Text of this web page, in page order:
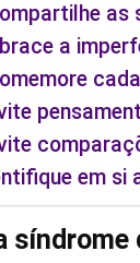
as
a
em si